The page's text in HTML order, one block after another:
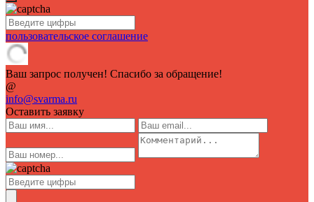
пользовательское соглашение
Ваш запрос получен! Спасибо за обращение!
@
info@svarma.ru
Оставить заявку